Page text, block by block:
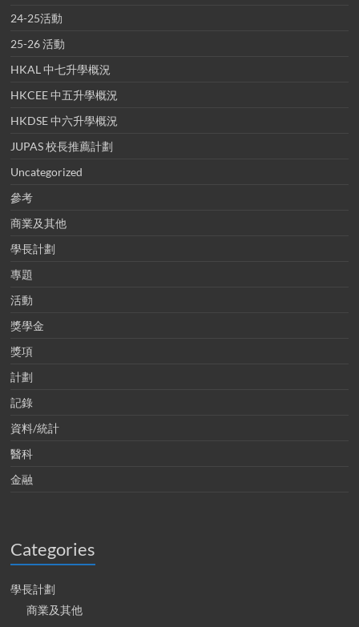
24-25活動
25-26 活動
HKAL 中七升學概況
HKCEE 中五升學概況
HKDSE 中六升學概況
JUPAS 校長推薦計劃
Uncategorized
參考
商業及其他
學長計劃
專題
活動
獎學金
獎項
計劃
記錄
資料/統計
醫科
金融
Categories
學長計劃
商業及其他